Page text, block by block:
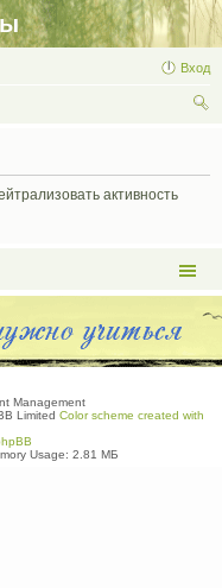
Вход
активность
Management
Limited Color scheme created with
Usage: 2.81 МБ